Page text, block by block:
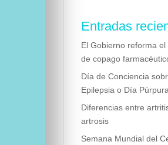
Entradas
El Gobierno reforma el
de copago
Día de Conciencia
Epilepsia o Día
Diferencias entre
artrosis
Semana Mundial del